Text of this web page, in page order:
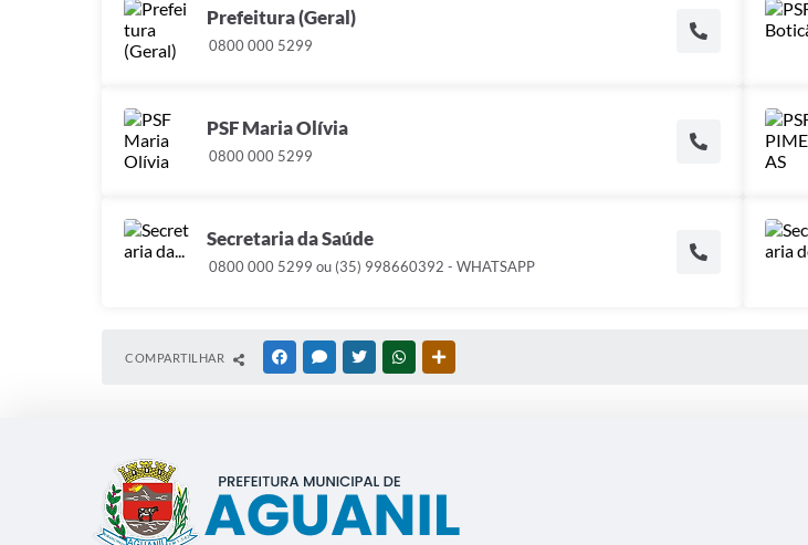
Prefeitura (Geral)
0800 000 5299
PSF Maria Olívia
0800 000 5299
Secretaria da Saúde
0800 000 5299 ou (35) 998660392 - WHATSAPP
COMPARTILHAR FACEBOOKMESSENGER
TWITTERWHATSAPP